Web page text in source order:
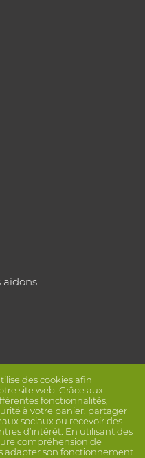
des cookies afin
site web. Grâce aux
fonctionnalités,
à votre panier, partager
sociaux ou recevoir des
d’intérêt. En utilisant des
compréhension de
adapter son fonctionnement
aidons